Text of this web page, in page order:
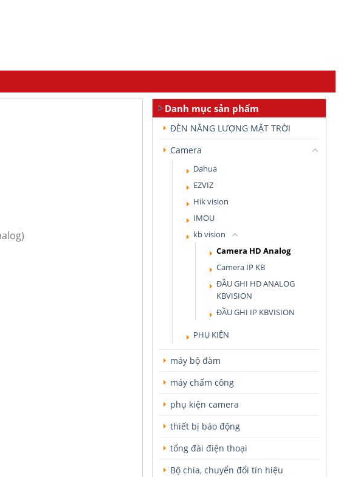
Danh mục sản phẩm
ĐÈN NĂNG LƯỢNG MẶT TRỜI
Camera
Dahua
EZVIZ
Hik vision
IMOU
kb vision
Camera HD Analog
Camera IP KB
ĐẦU GHI HD ANALOG
KBVISION
ĐẦU GHI IP KBVISION
PHỤ KIỆN
máy bộ đàm
máy chấm công
phụ kiện camera
thiết bị báo động
tổng đài điện thoại
Bộ chia, chuyển đổi tín hiệu